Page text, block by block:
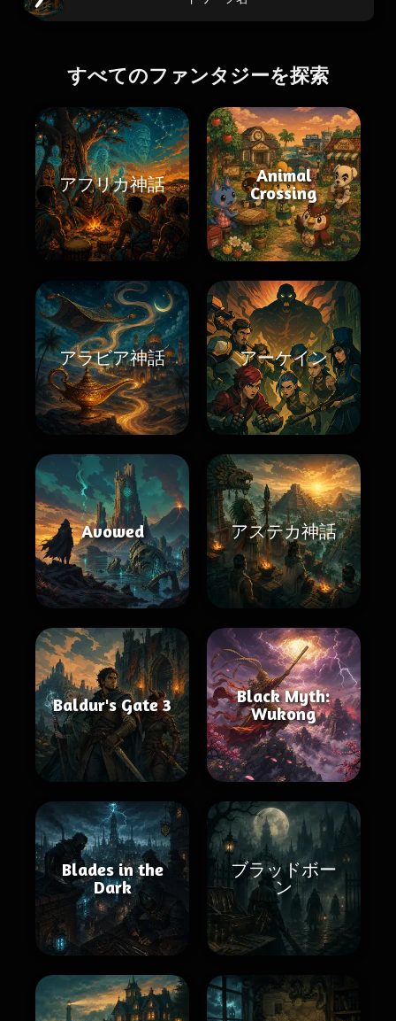
すべてのファンタジーを探索
アフリカ神話
Animal
Crossing
アラビア神話 アーケイン
Avowed アステカ神話
Baldur's Gate 3
Black Myth:
Wukong
Blades in the
Dark
ブラッドボー
ン